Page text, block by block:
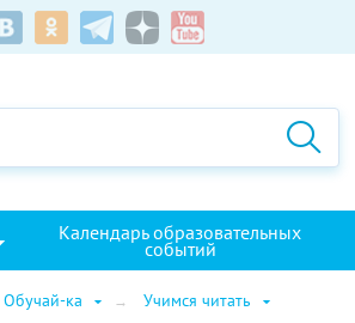
Календарь образовательных
событий
Обучай-ка Учимся читать